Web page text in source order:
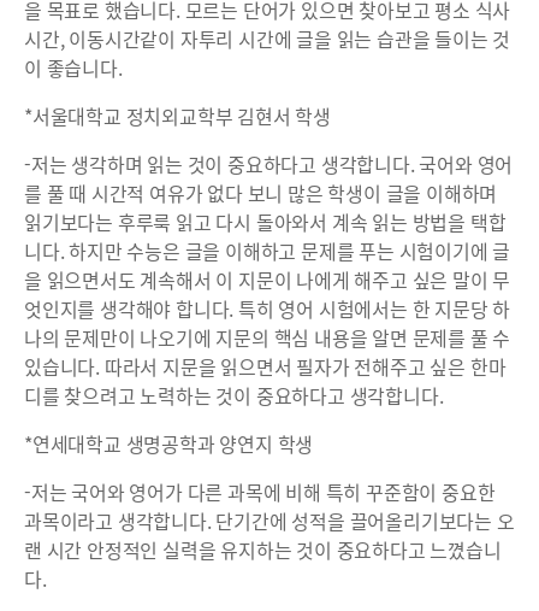
을 목표로 했습니다. 모르는 단어가 있으면 찾아보고 평소 식사
시간, 이동시간같이 자투리 시간에 글을 읽는 습관을 들이는 것
이 좋습니다.
*서울대학교 정치외교학부 김현서 학생
-저는 생각하며 읽는 것이 중요하다고 생각합니다. 국어와 영어
를 풀 때 시간적 여유가 없다 보니 많은 학생이 글을 이해하며
읽기보다는 후루룩 읽고 다시 돌아와서 계속 읽는 방법을 택합
니다. 하지만 수능은 글을 이해하고 문제를 푸는 시험이기에 글
을 읽으면서도 계속해서 이 지문이 나에게 해주고 싶은 말이 무
엇인지를 생각해야 합니다. 특히 영어 시험에서는 한 지문당 하
나의 문제만이 나오기에 지문의 핵심 내용을 알면 문제를 풀 수
있습니다. 따라서 지문을 읽으면서 필자가 전해주고 싶은 한마
디를 찾으려고 노력하는 것이 중요하다고 생각합니다.
*연세대학교 생명공학과 양연지 학생
-저는 국어와 영어가 다른 과목에 비해 특히 꾸준함이 중요한
과목이라고 생각합니다. 단기간에 성적을 끌어올리기보다는 오
랜 시간 안정적인 실력을 유지하는 것이 중요하다고 느꼈습니
다.